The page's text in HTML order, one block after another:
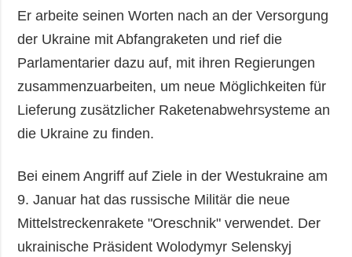
Er arbeite seinen Worten nach an der Versorgung
der Ukraine mit Abfangraketen und rief die
Parlamentarier dazu auf, mit ihren Regierungen
zusammenzuarbeiten, um neue Möglichkeiten für
Lieferung zusätzlicher Raketenabwehrsysteme an
die Ukraine zu finden.
Bei einem Angriff auf Ziele in der Westukraine am
9. Januar hat das russische Militär die neue
Mittelstreckenrakete "Oreschnik" verwendet. Der
ukrainische Präsident Wolodymyr Selenskyj